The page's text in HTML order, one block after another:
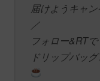
届けようキャ
／
フォロー&RTで
ドリップバッ